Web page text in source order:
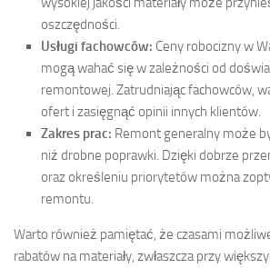
oszczędności.
Usługi fachowców: Ceny robocizny w
mogą wahać się w zależności od
remontowej. Zatrudniając fachowców,
ofert i zasięgnąć opinii innych klientów.
Zakres prac: Remont generalny może
niż drobne poprawki. Dzięki dobrze
oraz określeniu priorytetów można
remontu.
Warto również pamiętać, że czasami
rabatów na materiały, zwłaszcza przy